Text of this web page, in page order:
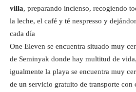
villa, preparando incienso, recogiendo
la leche, el café y té nespresso y
cada día
One Eleven se encuentra situado muy
de Seminyak donde hay multitud de
igualmente la playa se encuentra muy
de un servicio gratuito de transporte con